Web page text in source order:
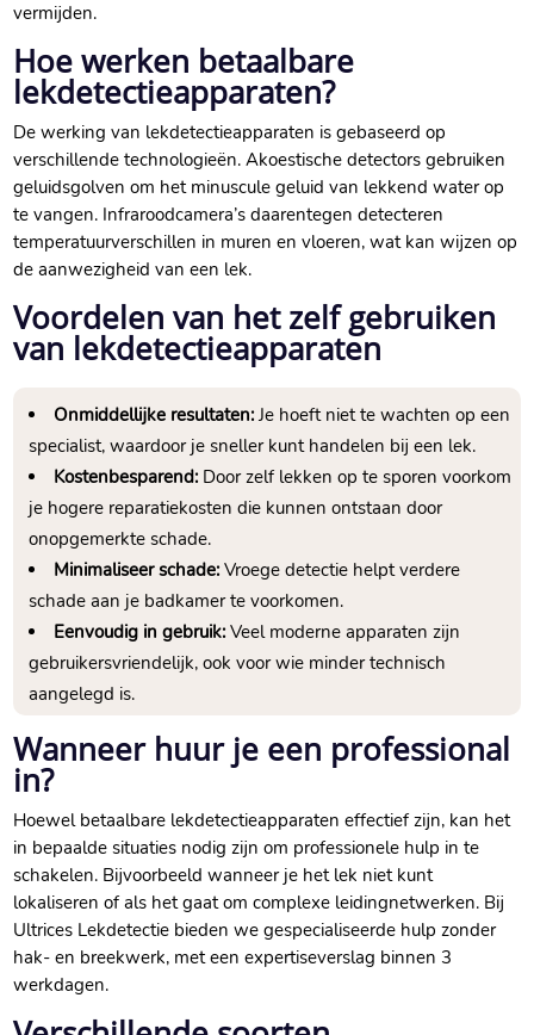
vermijden.
Hoe werken betaalbare
lekdetectieapparaten?
De werking van lekdetectieapparaten is gebaseerd op
verschillende technologieën. Akoestische detectors gebruiken
geluidsgolven om het minuscule geluid van lekkend water op
te vangen. Infraroodcamera’s daarentegen detecteren
temperatuurverschillen in muren en vloeren, wat kan wijzen op
de aanwezigheid van een lek.
Voordelen van het zelf gebruiken
van lekdetectieapparaten
Onmiddellijke resultaten:Je hoeft niet te wachten op een
specialist, waardoor je sneller kunt handelen bij een lek.
Kostenbesparend:Door zelf lekken op te sporen voorkom
je hogere reparatiekosten die kunnen ontstaan door
onopgemerkte schade.
Minimaliseer schade:Vroege detectie helpt verdere
schade aan je badkamer te voorkomen.
Eenvoudig in gebruik:Veel moderne apparaten zijn
gebruikersvriendelijk, ook voor wie minder technisch
aangelegd is.
Wanneer huur je een professional
in?
Hoewel betaalbare lekdetectieapparaten effectief zijn, kan het
in bepaalde situaties nodig zijn om professionele hulp in te
schakelen. Bijvoorbeeld wanneer je het lek niet kunt
lokaliseren of als het gaat om complexe leidingnetwerken. Bij
Ultrices Lekdetectie bieden we gespecialiseerde hulp zonder
hak- en breekwerk, met een expertiseverslag binnen 3
werkdagen.